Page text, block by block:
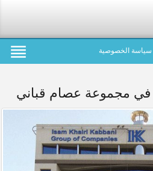
سياسة الخصوصية
في مجموعة عصام قباني